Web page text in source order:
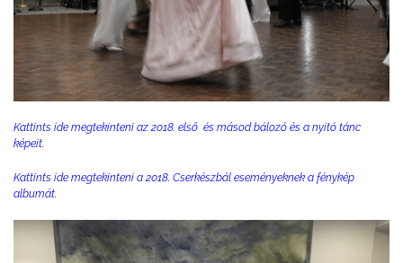
Kattints ide megtekinteni az 2018. első és másod bálozó és a nyitó tánc
képeit.
Kattints ide megtekinteni a 2018. Cserkészbál eseményeknek a fénykép
albumát.